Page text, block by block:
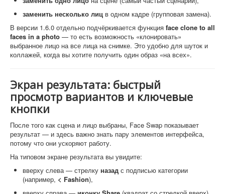
заменить несколько лиц в одном кадре (групповая замена).
В версии 1.6.0 отдельно подчёркивается функция face clone to all
faces in a photo — то есть возможность «клонировать»
выбранное лицо на все лица на снимке. Это удобно для шуток и
коллажей, когда вы хотите получить один образ «на всех».
Экран результата: быстрый
просмотр вариантов и ключевые
кнопки
После того как сцена и лицо выбраны, Face Swap показывает
результат — и здесь важно знать пару элементов интерфейса,
потому что они ускоряют работу.
На типовом экране результата вы увидите:
вверху слева — стрелку назад с подписью категории
(например, < Fashion),